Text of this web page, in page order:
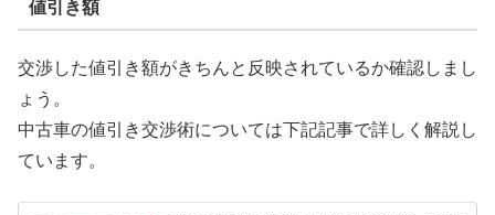
値引き額
交渉した値引き額がきちんと反映されているか確認しまし
ょう。
中古車の値引き交渉術については下記記事で詳しく解説し
ています。